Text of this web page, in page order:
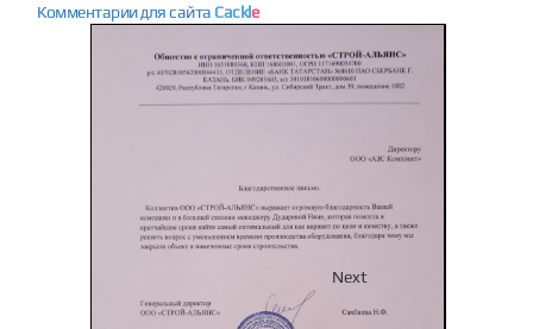
Комментарии для сайта Cackle
Next